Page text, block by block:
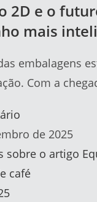
2D e o
mais
embalagens
Com a
de 2025